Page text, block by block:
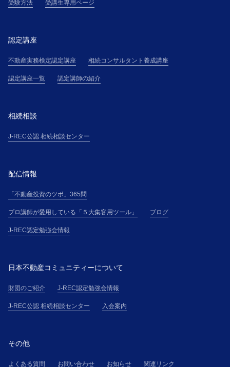
受験方法 受講生専用ページ
認定講座
不動産実務検定認定講座 相続コンサルタント養成講座
認定講座一覧 認定講師の紹介
相続相談
J-REC公認 相続相談センター
配信情報
「不動産投資のツボ」365問
プロ講師が愛用している「５大集客用ツール」 ブログ
J-REC認定勉強会情報
日本不動産コミュニティーについて
財団のご紹介 J-REC認定勉強会情報
J-REC公認 相続相談センター 入会案内
その他
よくある質問 お問い合わせ お知らせ 関連リンク